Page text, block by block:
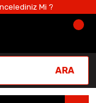
Mi ?
ARA